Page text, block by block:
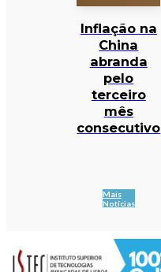
Inflação na
China
abranda
pelo
terceiro
mês
consecutivo
Mais
Notícias